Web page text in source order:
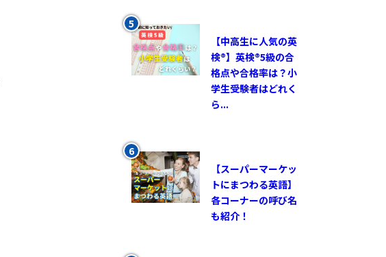
【中高生に人気の英
検®︎】英検®︎5級の合
格点や合格率は？小
学生受験者はどれく
ら...
【スーパーマーケッ
トにまつわる英語】
各コーナーの呼び名
も紹介！